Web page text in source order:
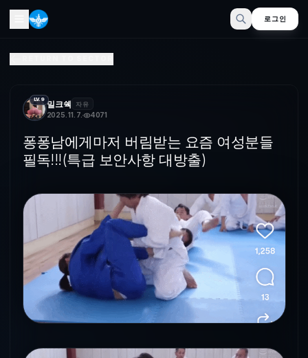
로그인
LV.9 밀크쉑 자유
2025. 11. 7. 4071
퐁퐁남에게마저 버림받는 요즘 여성분들
필독!!!(특급 보안사항 대방출)